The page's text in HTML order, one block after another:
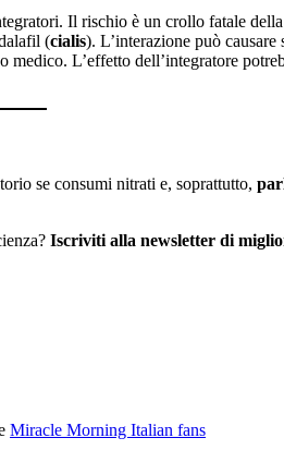
Il rischio è un crollo fatale della
(cialis). L’interazione può
L’effetto dell’integratore
se consumi nitrati e, soprattutto,
Iscriviti alla newsletter di
Miracle Morning Italian fans